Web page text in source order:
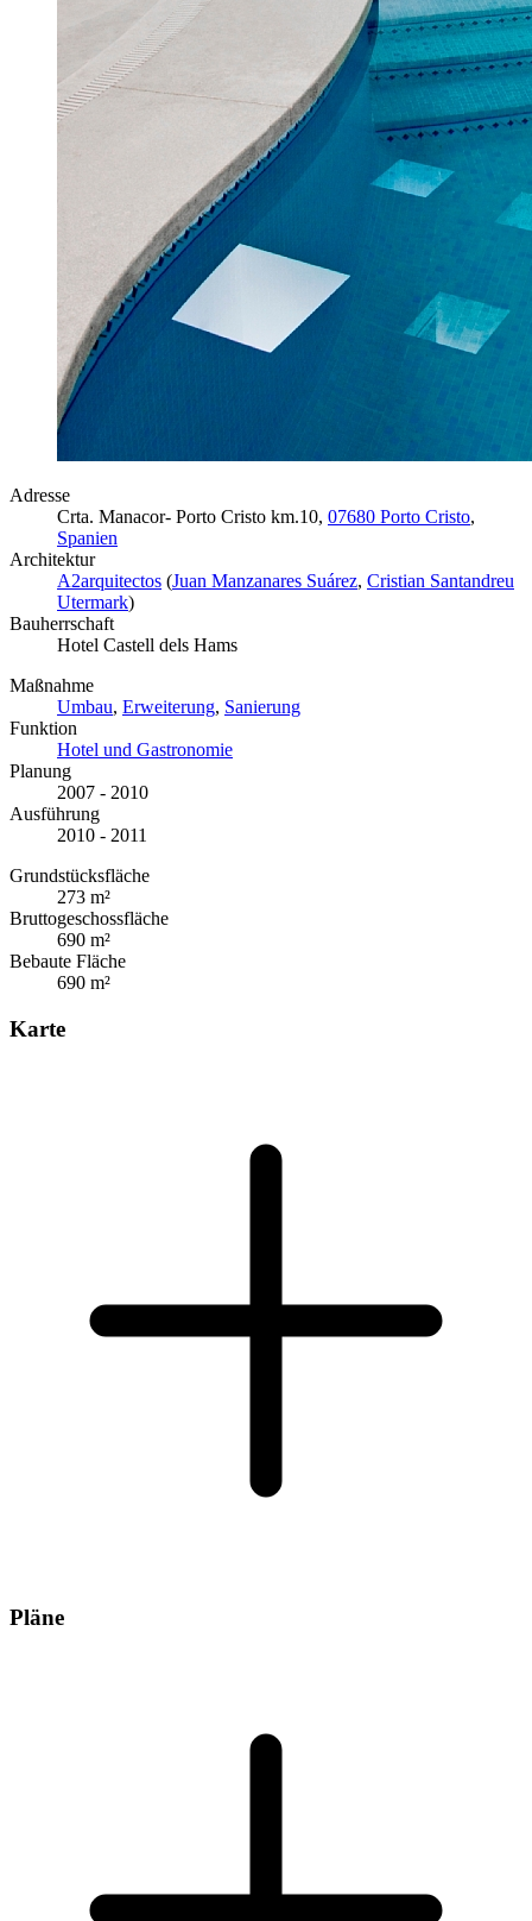
Adresse
Crta. Manacor- Porto Cristo km.10, 07680 Porto Cristo,
Spanien
Architektur
A2arquitectos (Juan Manzanares Suárez, Cristian Santandreu
Utermark)
Bauherrschaft
Hotel Castell dels Hams
Maßnahme
Umbau, Erweiterung, Sanierung
Funktion
Hotel und Gastronomie
Planung
2007 - 2010
Ausführung
2010 - 2011
Grundstücksfläche
273 m²
Bruttogeschossfläche
690 m²
Bebaute Fläche
690 m²
Karte
Pläne